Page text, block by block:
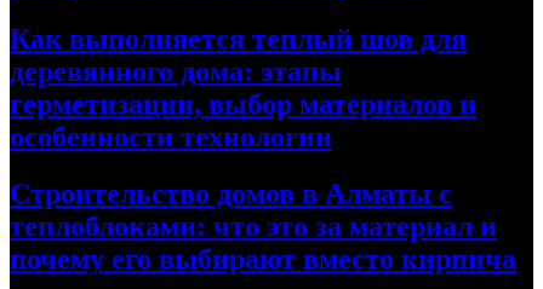
Как выполняется теплый шов для
деревянного дома: этапы
герметизации, выбор материалов и
особенности технологии
Строительство домов в Алматы с
теплоблоками: что это за материал и
почему его выбирают вместо кирпича